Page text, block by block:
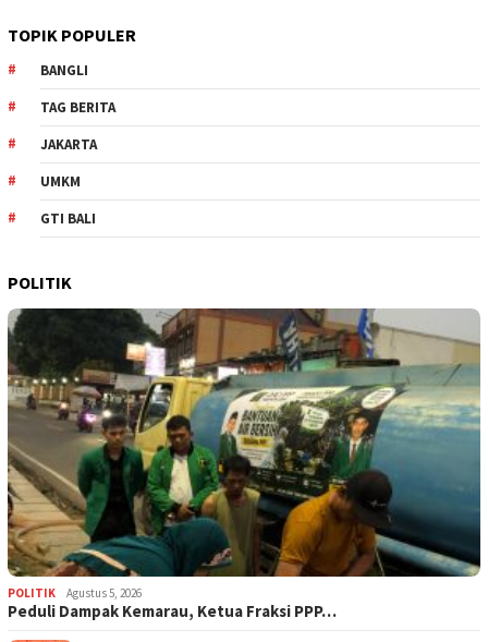
TOPIK POPULER
BANGLI
TAG BERITA
JAKARTA
UMKM
GTI BALI
POLITIK
POLITIK Agustus 5, 2026
‎Peduli Dampak Kemarau, Ketua Fraksi PPP…